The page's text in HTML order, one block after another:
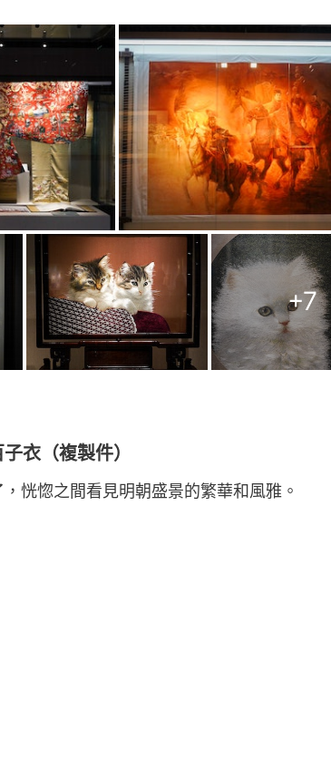
+7
衣（複製件）
恍惚之間看見明朝盛景的繁華和風雅。